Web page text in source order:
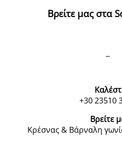
Βρείτε μας στα
+30 23510
Βρείτε
Κρέσνας & Βάρναλη